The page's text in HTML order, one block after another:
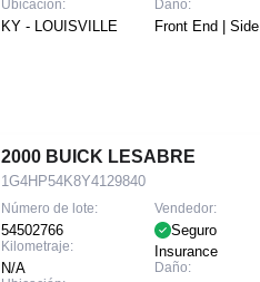
Ubicación:
KY - LOUISVILLE
Daño:
Front End | Side
2000 BUICK LESABRE
1G4HP54K8Y4129840
Número de lote:
54502766
Kilometraje:
N/A
Vendedor:
Seguro
Insurance
Daño: